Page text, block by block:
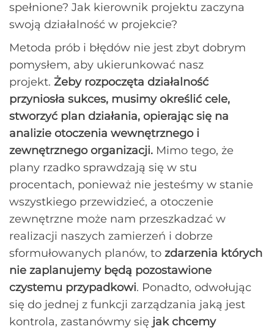
spełnione? Jak kierownik projektu zaczyna
swoją działalność w projekcie?
Metoda prób i błędów nie jest zbyt dobrym
pomysłem, aby ukierunkować nasz
projekt. Żeby rozpoczęta działalność
przyniosła sukces, musimy określić cele,
stworzyć plan działania, opierając się na
analizie otoczenia wewnętrznego i
zewnętrznego organizacji. Mimo tego, że
plany rzadko sprawdzają się w stu
procentach, ponieważ nie jesteśmy w stanie
wszystkiego przewidzieć, a otoczenie
zewnętrzne może nam przeszkadzać w
realizacji naszych zamierzeń i dobrze
sformułowanych planów, to zdarzenia których
nie zaplanujemy będą pozostawione
czystemu przypadkowi. Ponadto, odwołując
się do jednej z funkcji zarządzania jaką jest
kontrola, zastanówmy się jak chcemy